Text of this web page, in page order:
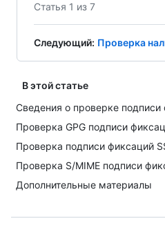
Статья 1 из 7
Следующий: Проверка
В этой статье
Сведения о проверке подписи
Проверка GPG подписи
Проверка подписи фиксаций
Проверка S/MIME подписи
Дополнительные материалы